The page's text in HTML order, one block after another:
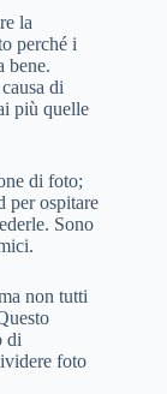
la
perché i
bene.
di
più quelle
di foto;
per ospitare
Sono
non tutti
di
foto